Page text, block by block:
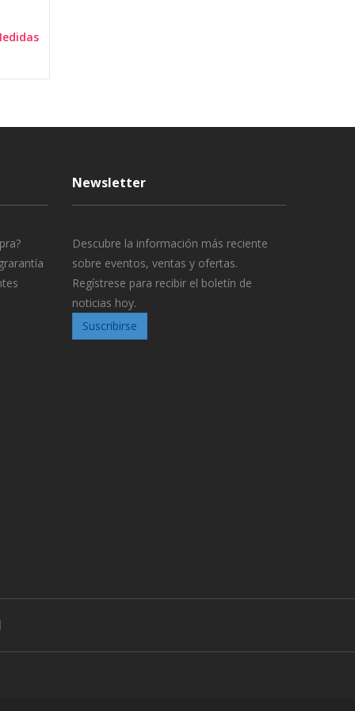
Newsletter
Descubre la información más reciente
sobre eventos, ventas y ofertas.
Regístrese para recibir el boletín de
noticias hoy.
Suscribirse